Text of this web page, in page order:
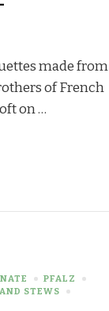
made from
of French
on …
PFALZ
STEWS